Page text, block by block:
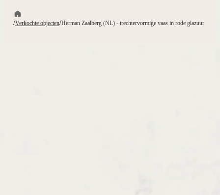
/Verkochte objecten/Herman Zaalberg (NL) - trechtervormige vaas in rode glazuur